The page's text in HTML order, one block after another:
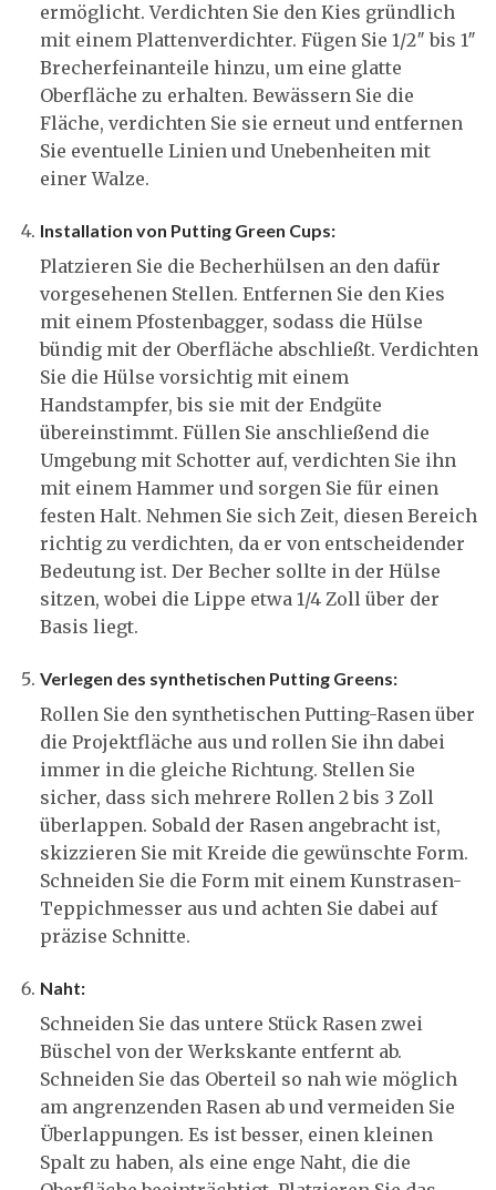
ermöglicht. Verdichten Sie den Kies gründlich
mit einem Plattenverdichter. Fügen Sie 1/2″ bis 1″
Brecherfeinanteile hinzu, um eine glatte
Oberfläche zu erhalten. Bewässern Sie die
Fläche, verdichten Sie sie erneut und entfernen
Sie eventuelle Linien und Unebenheiten mit
einer Walze.
Installation von Putting Green Cups:
Platzieren Sie die Becherhülsen an den dafür
vorgesehenen Stellen. Entfernen Sie den Kies
mit einem Pfostenbagger, sodass die Hülse
bündig mit der Oberfläche abschließt. Verdichten
Sie die Hülse vorsichtig mit einem
Handstampfer, bis sie mit der Endgüte
übereinstimmt. Füllen Sie anschließend die
Umgebung mit Schotter auf, verdichten Sie ihn
mit einem Hammer und sorgen Sie für einen
festen Halt. Nehmen Sie sich Zeit, diesen Bereich
richtig zu verdichten, da er von entscheidender
Bedeutung ist. Der Becher sollte in der Hülse
sitzen, wobei die Lippe etwa 1/4 Zoll über der
Basis liegt.
Verlegen des synthetischen Putting Greens:
Rollen Sie den synthetischen Putting-Rasen über
die Projektfläche aus und rollen Sie ihn dabei
immer in die gleiche Richtung. Stellen Sie
sicher, dass sich mehrere Rollen 2 bis 3 Zoll
überlappen. Sobald der Rasen angebracht ist,
skizzieren Sie mit Kreide die gewünschte Form.
Schneiden Sie die Form mit einem Kunstrasen-
Teppichmesser aus und achten Sie dabei auf
präzise Schnitte.
Naht:
Schneiden Sie das untere Stück Rasen zwei
Büschel von der Werkskante entfernt ab.
Schneiden Sie das Oberteil so nah wie möglich
am angrenzenden Rasen ab und vermeiden Sie
Überlappungen. Es ist besser, einen kleinen
Spalt zu haben, als eine enge Naht, die die